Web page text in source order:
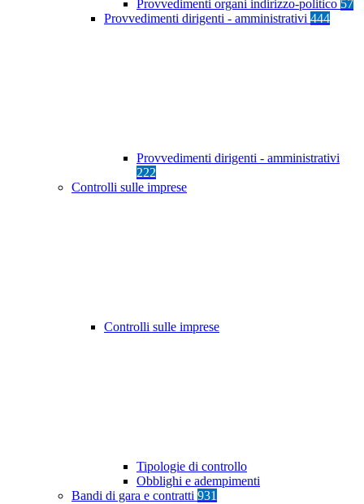
Provvedimenti organi indirizzo-politico 57
Provvedimenti dirigenti - amministrativi 444
Provvedimenti dirigenti - amministrativi
222
Controlli sulle imprese
Controlli sulle imprese
Tipologie di controllo
Obblighi e adempimenti
Bandi di gara e contratti 931